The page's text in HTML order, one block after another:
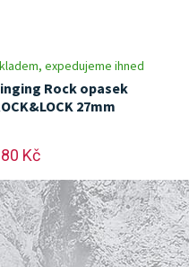
expedujeme ihned
Rock opasek
27mm
Kč